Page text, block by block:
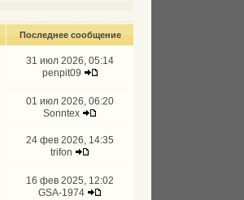
Последнее сообщение
31 июл 2026, 05:14
penpit09
01 июл 2026, 06:20
Sonntex
24 фев 2026, 14:35
trifon
16 фев 2025, 12:02
GSA-1974